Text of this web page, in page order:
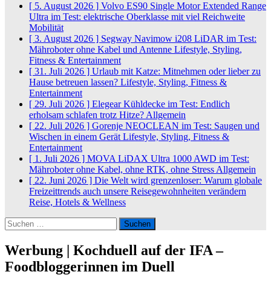
[ 5. August 2026 ] Volvo ES90 Single Motor Extended Range
Ultra im Test: elektrische Oberklasse mit viel Reichweite
Mobilität
[ 3. August 2026 ] Segway Navimow i208 LiDAR im Test:
Mähroboter ohne Kabel und Antenne Lifestyle, Styling,
Fitness & Entertainment
[ 31. Juli 2026 ] Urlaub mit Katze: Mitnehmen oder lieber zu
Hause betreuen lassen? Lifestyle, Styling, Fitness &
Entertainment
[ 29. Juli 2026 ] Elegear Kühldecke im Test: Endlich
erholsam schlafen trotz Hitze? Allgemein
[ 22. Juli 2026 ] Gorenje NEOCLEAN im Test: Saugen und
Wischen in einem Gerät Lifestyle, Styling, Fitness &
Entertainment
[ 1. Juli 2026 ] MOVA LiDAX Ultra 1000 AWD im Test:
Mähroboter ohne Kabel, ohne RTK, ohne Stress Allgemein
[ 22. Juni 2026 ] Die Welt wird grenzenloser: Warum globale
Freizeittrends auch unsere Reisegewohnheiten verändern
Reise, Hotels & Wellness
Suchen
nach:
Werbung | Kochduell auf der IFA –
Foodbloggerinnen im Duell